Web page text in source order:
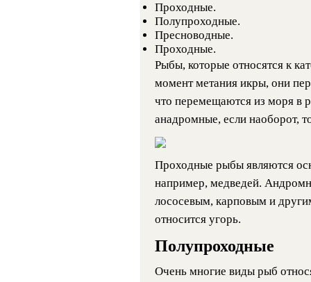
Проходные.
Полупроходные.
Пресноводные.
Проходные.
Рыбы, которые относятся к
момент метания икры, они
что перемещаются из моря в
анадромные, если наоборот,
Проходные рыбы являются
например, медведей.
лососевым, карповым и
относится угорь.
Полупроходные
Очень многие виды рыб